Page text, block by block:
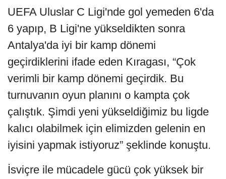
UEFA Uluslar C Ligi'nde gol yemeden 6'da
6 yapıp, B Ligi'ne yükseldikten sonra
Antalya'da iyi bir kamp dönemi
geçirdiklerini ifade eden Kıragası, “Çok
verimli bir kamp dönemi geçirdik. Bu
turnuvanın oyun planını o kampta çok
çalıştık. Şimdi yeni yükseldiğimiz bu ligde
kalıcı olabilmek için elimizden gelenin en
iyisini yapmak istiyoruz” şeklinde konuştu.
İsviçre ile mücadele gücü çok yüksek bir